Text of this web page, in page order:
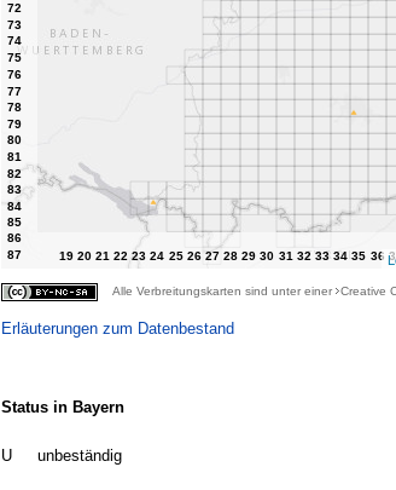
Alle Verbreitungskarten sind unter einer Creative
Erläuterungen zum Datenbestand
Status in Bayern
U unbeständig